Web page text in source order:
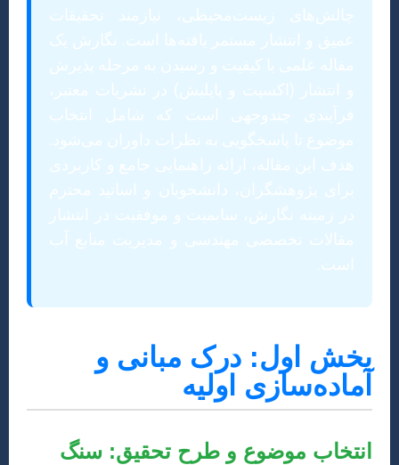
چالش‌های زیست‌محیطی، نیازمند تحقیقات
عمیق و انتشار مستمر یافته‌ها است. نگارش یک
مقاله علمی با کیفیت و رسیدن به مرحله پذیرش
و انتشار (اکسپت و پاپلیش) در نشریات معتبر،
فرآیندی چندوجهی است که شامل انتخاب
موضوع تا پاسخگویی به نظرات داوران می‌شود.
هدف این مقاله، ارائه راهنمایی جامع و کاربردی
برای پژوهشگران، دانشجویان و اساتید محترم
در زمینه نگارش، سابمیت و موفقیت در انتشار
مقالات تخصصی مهندسی و مدیریت منابع آب
است.
بخش اول: درک مبانی و
آماده‌سازی اولیه
انتخاب موضوع و طرح تحقیق: سنگ